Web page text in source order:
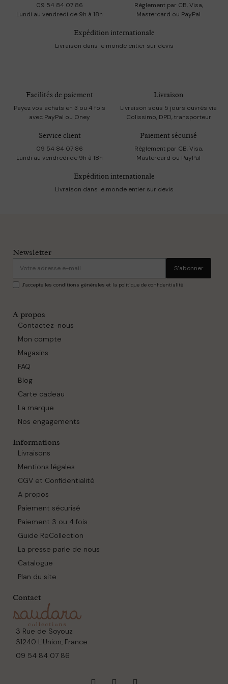
09 54 84 07 86
Lundi au vendredi de 9h à 18h
Règlement par CB, Visa,
Mastercard ou PayPal
Expédition internationale
Livraison dans le monde entier sur devis
Facilités de paiement
Payez vos achats en 3 ou 4 fois
avec PayPal ou Oney
Livraison
Livraison sous 5 jours ouvrés via
Colissimo, DPD, transporteur
Service client
09 54 84 07 86
Lundi au vendredi de 9h à 18h
Paiement sécurisé
Règlement par CB, Visa,
Mastercard ou PayPal
Expédition internationale
Livraison dans le monde entier sur devis
Newsletter
S’abonner
J'accepte les conditions générales et la politique de confidentialité
A propos
Contactez-nous
Mon compte
Magasins
FAQ
Blog
Carte cadeau
La marque
Nos engagements
Informations
Livraisons
Mentions légales
CGV et Confidentialité
A propos
Paiement sécurisé
Paiement 3 ou 4 fois
Guide ReCollection
La presse parle de nous
Catalogue
Plan du site
Contact
3 Rue de Soyouz
31240 L'Union, France
09 54 84 07 86